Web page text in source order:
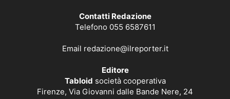
Contatti Redazione
Telefono 055 6587611
Email redazione@ilreporter.it
Editore
Tabloid società cooperativa
Firenze, Via Giovanni dalle Bande Nere, 24